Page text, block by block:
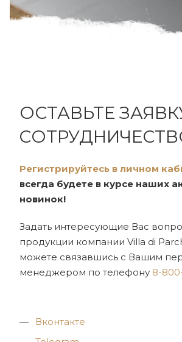
ОСТАВЬТЕ
Регистрируйтесь в личном
всегда будете в курсе наших
новинок!
Задать интересующие Вас
продукции компании Villa di
можете связавшись с Вашим
менеджером по телефону 8-
Вконтакте